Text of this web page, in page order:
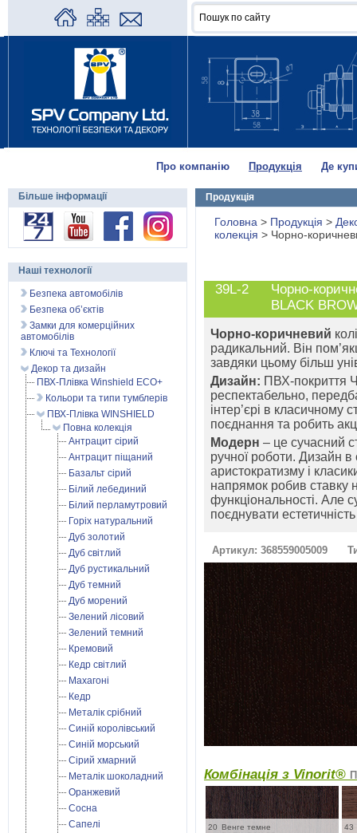
Про компанію Продукція Де
Продукція
Головна > Продукція >
колекція > Чорно-
39L-2
Чорно-
BLACK
Чорно-коричневий
радикальний. Він
завдяки цьому більш
Дизайн: ПВХ-покриття
респектабельно,
інтер’єрі в класичному
поєднання та робить
Модерн – це сучасний
ручної роботи. Дизайн
аристократизму і
напрямок робив ставку
функціональності. Але
поєднувати
Артикул: 368559005009
Комбінація з Vinorit®
20
Венге темне
43
Більше інформації
Наші технології
Безпека автомобілів
Безпека об’єктів
Замки для комерційних
автомобілів
Ключі та Технології
Декор та дизайн
ПВХ-Плівка Winshield ECO+
Кольори та типи тумблерів
ПВХ-Плівка WINSHIELD
Повна колекція
Антрацит сірий
Антрацит піщаний
Базальт сірий
Білий лебединий
Білий перламутровий
Горіх натуральний
Дуб золотий
Дуб світлий
Дуб рустикальний
Дуб темний
Дуб морений
Зелений лісовий
Зелений темний
Кремовий
Кедр світлий
Махагоні
Кедр
Металік срібний
Синій королівський
Синій морський
Сірий хмарний
Металік шоколадний
Оранжевий
Сосна
Сапелі